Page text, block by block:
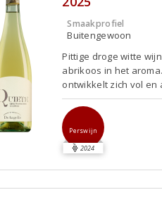
Smaakprofiel
Buitengewoon
Pittige droge witte
abrikoos in het
ontwikkelt zich vol
Perswijn
2024